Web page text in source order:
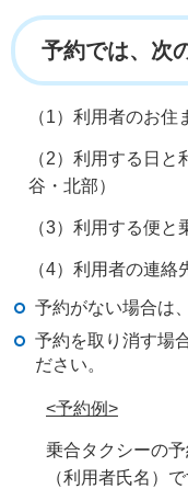
予約では、次
（1）利用者のお住
（2）利用する日
谷・北部）
（3）利用する便と
（4）利用者の連絡
予約がない場合は
予約を取り消す場
ださい。
<予約例>
乗合タクシーの
（利用者氏名）で